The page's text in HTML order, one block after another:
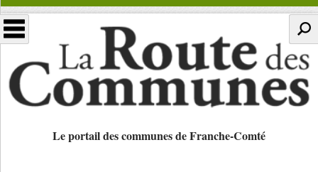
Le portail des communes de Franche-Comté